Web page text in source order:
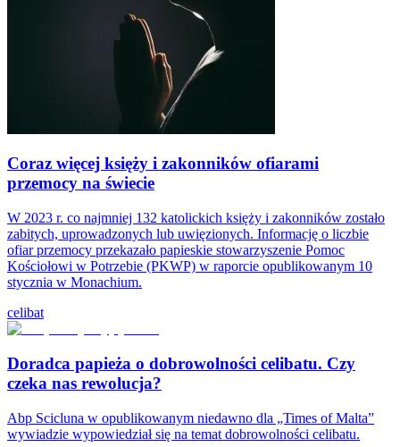
Coraz więcej księży i zakonników ofiarami
przemocy na świecie
W 2023 r. co najmniej 132 katolickich księży i zakonników zostało
zabitych, uprowadzonych lub uwięzionych. Informację o liczbie
ofiar przemocy przekazało papieskie stowarzyszenie Pomoc
Kościołowi w Potrzebie (PKWP) w raporcie opublikowanym 10
stycznia w Monachium.
celibat
Doradca papieża o dobrowolności celibatu. Czy
czeka nas rewolucja?
Abp Scicluna w opublikowanym niedawno dla „Times of Malta”
wywiadzie wypowiedział się na temat dobrowolności celibatu.